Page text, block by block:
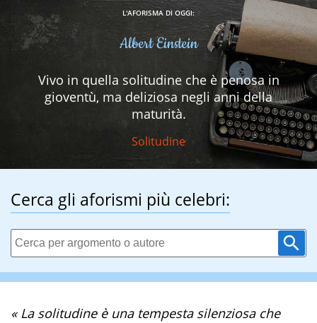
L'AFORISMA DI OGGI:
Albert Einstein
Vivo in quella solitudine che è penosa in
gioventù, ma deliziosa negli anni della
maturità.
Solitudine
Cerca gli aforismi più celebri:
« La solitudine è una tempesta silenziosa che